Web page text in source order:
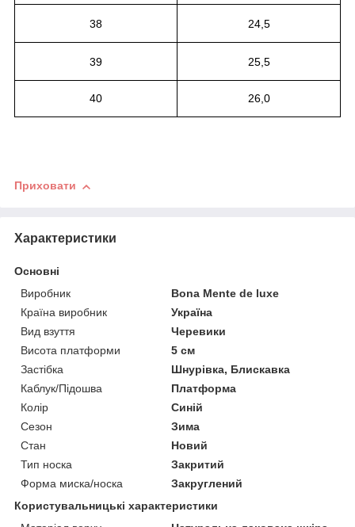
38 24,5
39 25,5
40 26,0
Приховати
Характеристики
Основні
Виробник
Bona Mente de luxe
Країна виробник
Україна
Вид взуття
Черевики
Висота платформи
5 см
Застібка
Шнурівка, Блискавка
Каблук/Підошва
Платформа
Колір
Синій
Сезон
Зима
Стан
Новий
Тип носка
Закритий
Форма миска/носка
Закруглений
Користувальницькі характеристики